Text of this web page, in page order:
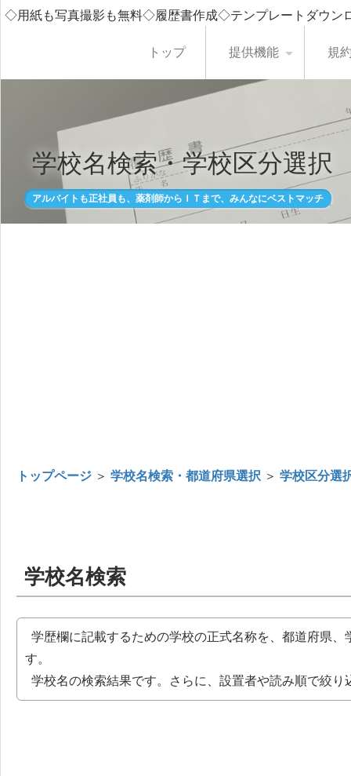
◇用紙も写真撮影も無料◇履歴書作成◇テンプレートダウ
トップ 提供機能 規
学校名検索・学校区分選択
アルバイトも正社員も、薬剤師からＩＴまで、みんなにベストマッチ
トップページ ＞ 学校名検索・都道府県選択 ＞ 学校区分選
学校名検索
学歴欄に記載するための学校の正式名称を、都道府県
す。
学校名の検索結果です。さらに、設置者や読み順で絞り